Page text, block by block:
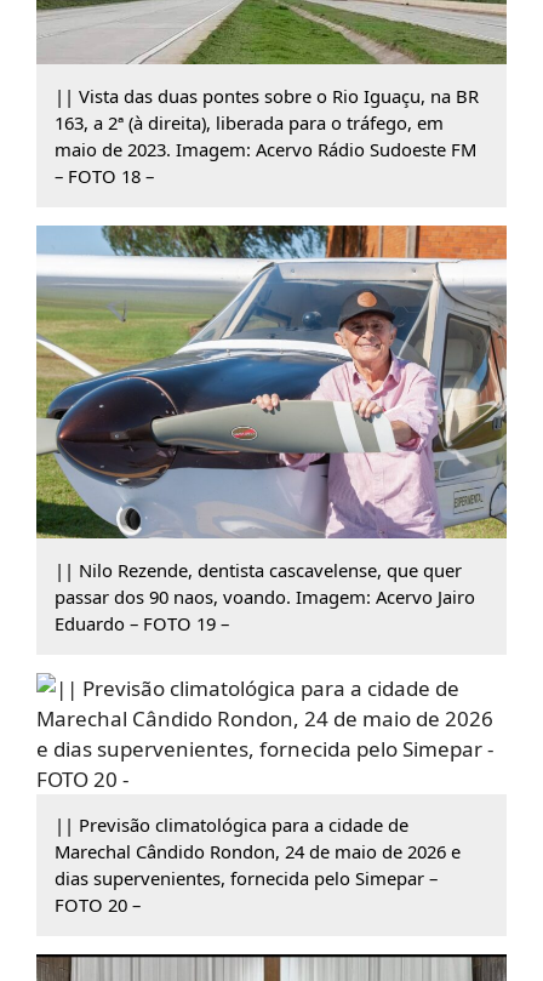
|| Vista das duas pontes sobre o Rio Iguaçu, na BR
163, a 2ª (à direita), liberada para o tráfego, em
maio de 2023. Imagem: Acervo Rádio Sudoeste FM
– FOTO 18 –
|| Nilo Rezende, dentista cascavelense, que quer
passar dos 90 naos, voando. Imagem: Acervo Jairo
Eduardo – FOTO 19 –
|| Previsão climatológica para a cidade de
Marechal Cândido Rondon, 24 de maio de 2026 e
dias supervenientes, fornecida pelo Simepar –
FOTO 20 –